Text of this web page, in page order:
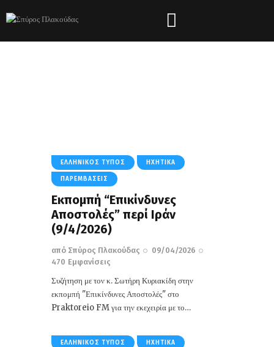
ΕΛΛΗΝΙΚΌΣ ΤΎΠΟΣ ΗΧΗΤΙΚΆ
ΠΑΡΕΜΒΆΣΕΙΣ
Εκπομπή “Επικίνδυνες
Αποστολές” περί Ιράν
(9/4/2026)
από Σπύρος Πλακούδας
09/04/2026
470 Εμφανίσεις
Συζήτηση με τον κ. Σωτήρη Κυριακίδη στην
εκπομπή "Επικίνδυνες Αποστολές" στο
Praktoreio FM για την εκεχειρία με το…
ΕΛΛΗΝΙΚΌΣ ΤΎΠΟΣ ΗΧΗΤΙΚΆ